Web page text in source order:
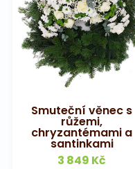
Smuteční věnec s
růžemi,
chryzantémami a
santinkami
3 849 Kč